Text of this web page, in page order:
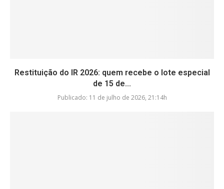
Restituição do IR 2026: quem recebe o lote especial
de 15 de...
Publicado: 11 de julho de 2026, 21:14h